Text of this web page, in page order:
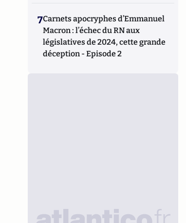
7Carnets apocryphes d’Emmanuel
Macron : l’échec du RN aux
législatives de 2024, cette grande
déception - Episode 2